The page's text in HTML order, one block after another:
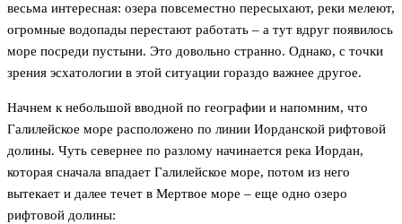
весьма интересная: озера повсеместно пересыхают, реки мелеют,
огромные водопады перестают работать – а тут вдруг появилось
море посреди пустыни. Это довольно странно. Однако, с точки
зрения эсхатологии в этой ситуации гораздо важнее другое.
Начнем к небольшой вводной по географии и напомним, что
Галилейское море расположено по линии Иорданской рифтовой
долины. Чуть севернее по разлому начинается река Иордан,
которая сначала впадает Галилейское море, потом из него
вытекает и далее течет в Мертвое море – еще одно озеро
рифтовой долины: